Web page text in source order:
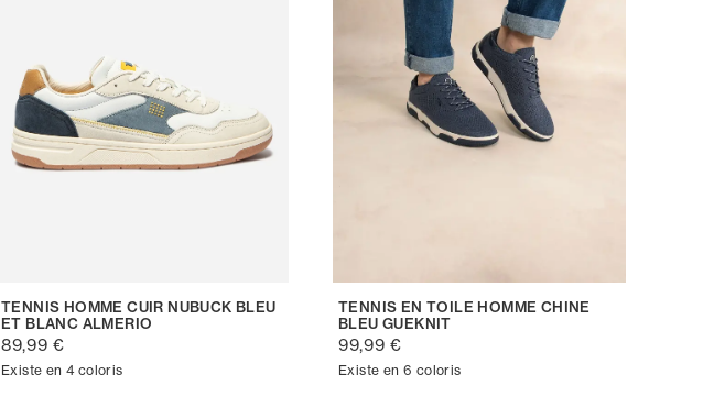
TENNIS HOMME CUIR NUBUCK BLEU
ET BLANC ALMERIO
89,99 €
Existe en 4 coloris
TENNIS EN TOILE HOMME CHINE
BLEU GUEKNIT
99,99 €
Existe en 6 coloris